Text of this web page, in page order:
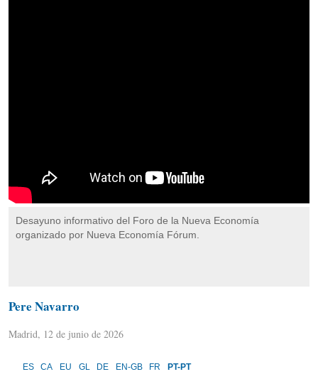
Desayuno informativo del Foro de la Nueva Economía
organizado por Nueva Economía Fórum.
Pere Navarro
Madrid, 12 de junio de 2026
ES CA EU GL DE EN-GB FR PT-PT